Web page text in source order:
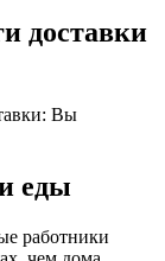
доставки
Вы
еды
работники